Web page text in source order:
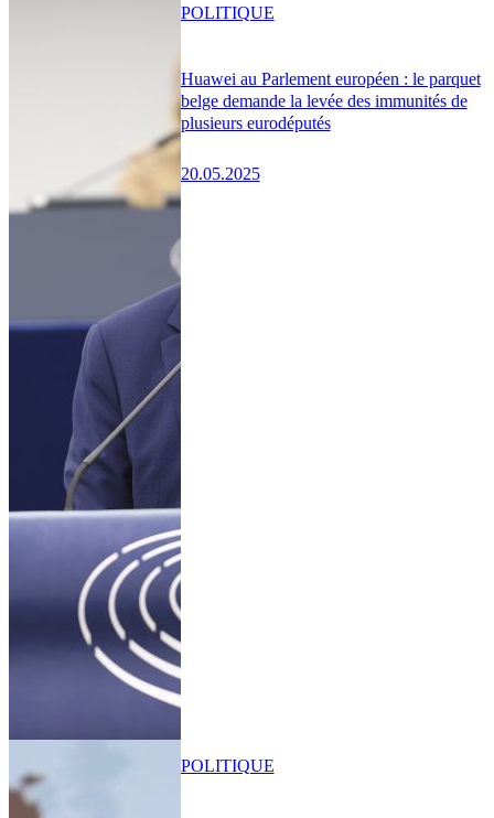
Huawei au Parlement européen : le parquet
belge demande la levée des immunités de
plusieurs eurodéputés
20.05.2025
POLITIQUE
POLITIQUE